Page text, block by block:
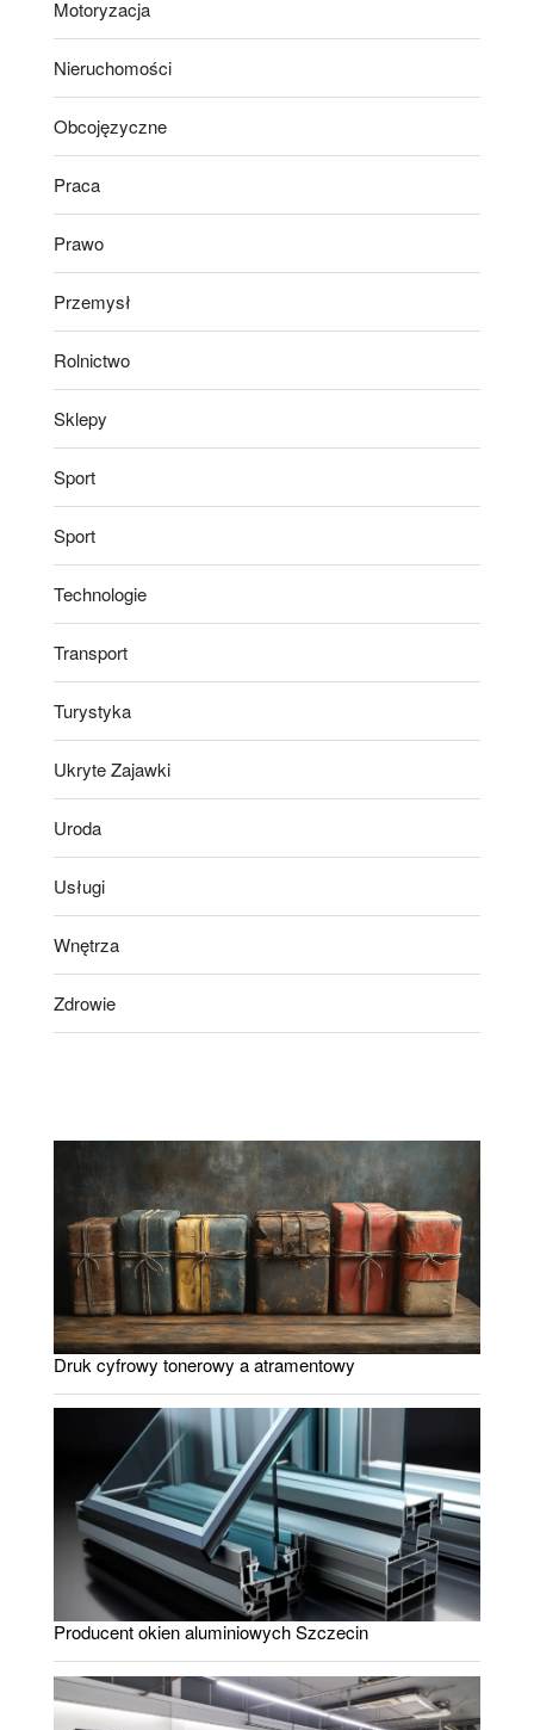
Motoryzacja
Nieruchomości
Obcojęzyczne
Praca
Prawo
Przemysł
Rolnictwo
Sklepy
Sport
Sport
Technologie
Transport
Turystyka
Ukryte Zajawki
Uroda
Usługi
Wnętrza
Zdrowie
Druk cyfrowy tonerowy a atramentowy
Producent okien aluminiowych Szczecin